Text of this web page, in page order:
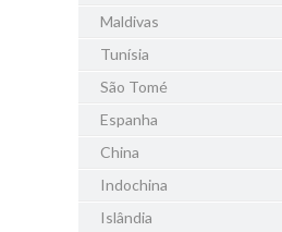
Maldivas
Tunísia
São Tomé
Espanha
China
Indochina
Islândia